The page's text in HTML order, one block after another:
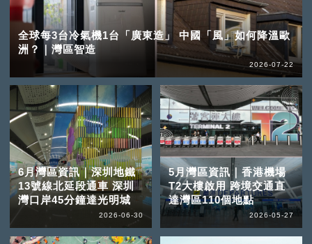
全球每3台冷氣機1台「廣東造」 中國「風」如何降溫歐
洲？｜灣區智造
2026-07-22
6月灣區資訊｜深圳地鐵
13號線北延段通車 深圳
灣口岸45分鐘達光明城
2026-06-30
5月灣區資訊｜香港機場
T2大樓啟用 跨境交通直
達灣區110個地點
2026-05-27